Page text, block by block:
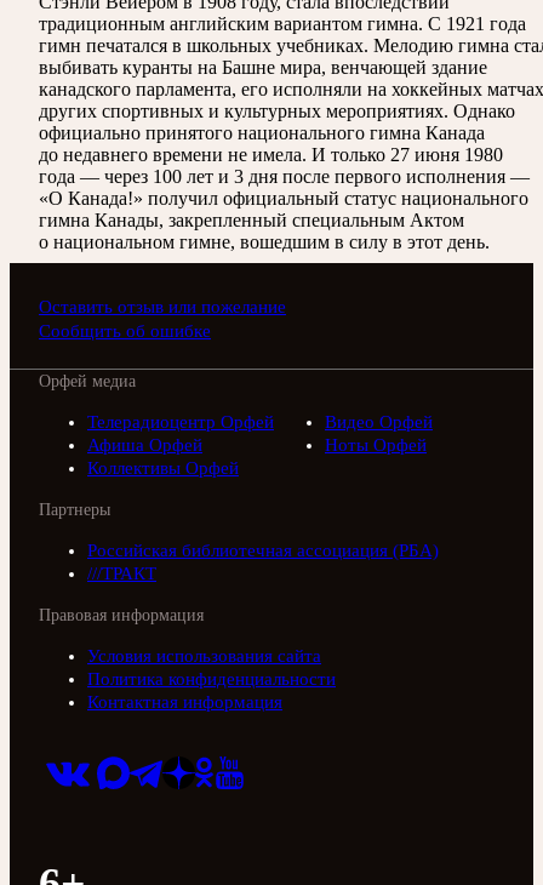
традиционным английским вариантом гимна. С 1921 года
гимн печатался в школьных учебниках. Мелодию гимна
выбивать куранты на Башне мира, венчающей здание
канадского парламента, его исполняли на хоккейных
других спортивных и культурных мероприятиях. Однако
официально принятого национального гимна Канада
до недавнего времени не имела. И только 27 июня 1980
года — через 100 лет и 3 дня после первого исполнения —
«О Канада!» получил официальный статус национального
гимна Канады, закрепленный специальным Актом
о национальном гимне, вошедшим в силу в этот день.
Оставить отзыв или пожелание
Сообщить об ошибке
Орфей медиа
Телерадиоцентр Орфей
Видео Орфей
Афиша Орфей
Ноты Орфей
Коллективы Орфей
Партнеры
Российская библиотечная ассоциация (РБА)
///ТРАКТ
Правовая информация
Условия использования сайта
Политика конфиденциальности
Контактная информация